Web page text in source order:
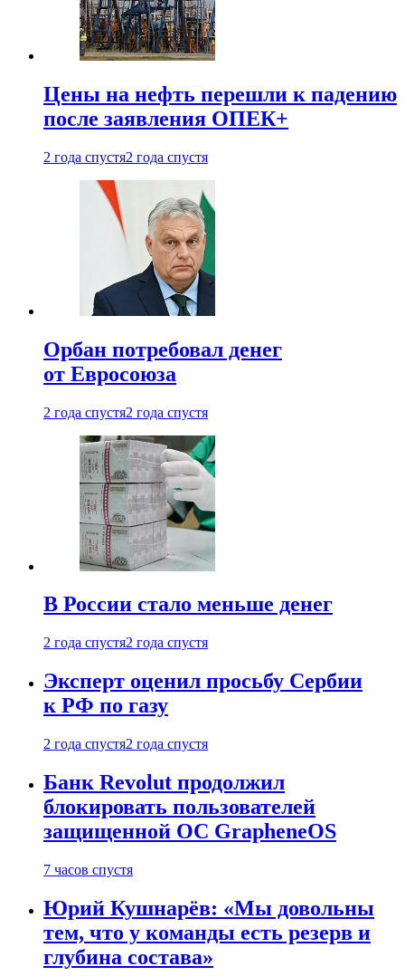
Цены на нефть перешли к падению
после заявления ОПЕК+
2 года спустя2 года спустя
Орбан потребовал денег
от Евросоюза
2 года спустя2 года спустя
В России стало меньше денег
2 года спустя2 года спустя
Эксперт оценил просьбу Сербии
к РФ по газу
2 года спустя2 года спустя
Банк Revolut продолжил
блокировать пользователей
защищенной ОС GrapheneOS
7 часов спустя
Юрий Кушнарёв: «Мы довольны
тем, что у команды есть резерв и
глубина состава»